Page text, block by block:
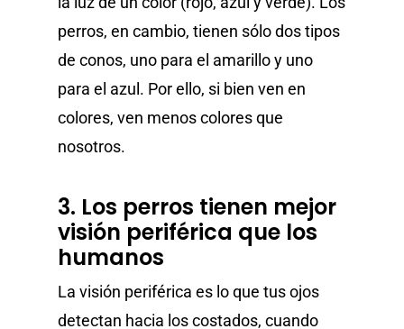
perros, en cambio, tienen sólo dos tipos
de conos, uno para el amarillo y uno
para el azul. Por ello, si bien ven en
colores, ven menos colores que
nosotros.
3. Los perros tienen mejor
visión periférica que los
humanos
La visión periférica es lo que tus ojos
detectan hacia los costados, cuando